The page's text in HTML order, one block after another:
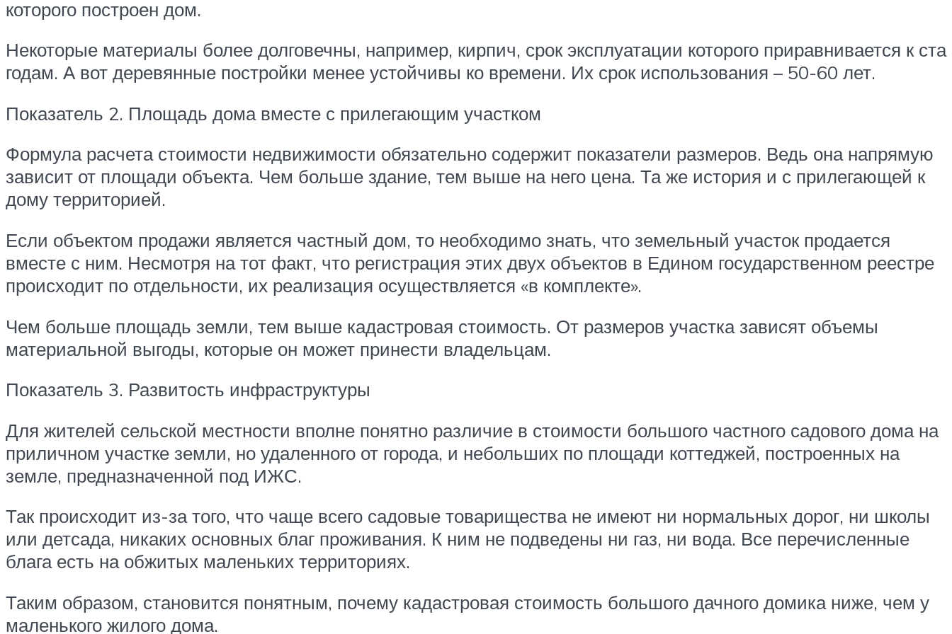
которого построен дом.
Некоторые материалы более долговечны, например, кирпич, срок эксплуатации которого приравнивается к ста
годам. А вот деревянные постройки менее устойчивы ко времени. Их срок использования – 50-60 лет.
Показатель 2. Площадь дома вместе с прилегающим участком
Формула расчета стоимости недвижимости обязательно содержит показатели размеров. Ведь она напрямую
зависит от площади объекта. Чем больше здание, тем выше на него цена. Та же история и с прилегающей к
дому территорией.
Если объектом продажи является частный дом, то необходимо знать, что земельный участок продается
вместе с ним. Несмотря на тот факт, что регистрация этих двух объектов в Едином государственном реестре
происходит по отдельности, их реализация осуществляется «в комплекте».
Чем больше площадь земли, тем выше кадастровая стоимость. От размеров участка зависят объемы
материальной выгоды, которые он может принести владельцам.
Показатель 3. Развитость инфраструктуры
Для жителей сельской местности вполне понятно различие в стоимости большого частного садового дома на
приличном участке земли, но удаленного от города, и небольших по площади коттеджей, построенных на
земле, предназначенной под ИЖС.
Так происходит из-за того, что чаще всего садовые товарищества не имеют ни нормальных дорог, ни школы
или детсада, никаких основных благ проживания. К ним не подведены ни газ, ни вода. Все перечисленные
блага есть на обжитых маленьких территориях.
Таким образом, становится понятным, почему кадастровая стоимость большого дачного домика ниже, чем у
маленького жилого дома.